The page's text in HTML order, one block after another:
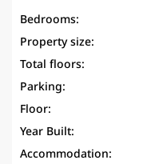
Bedrooms:
Property size:
Total floors:
Parking:
Floor:
Year Built:
Accommodation: